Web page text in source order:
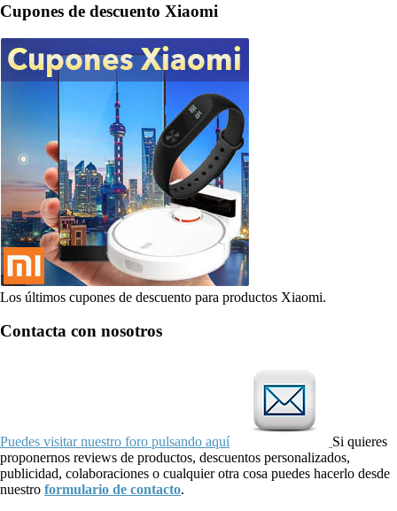
Cupones de descuento Xiaomi
Los últimos cupones de descuento para productos Xiaomi.
Contacta con nosotros
Puedes visitar nuestro foro pulsando aquí
Si quieres
proponernos reviews de productos, descuentos personalizados,
publicidad, colaboraciones o cualquier otra cosa puedes hacerlo desde
nuestro formulario de contacto.